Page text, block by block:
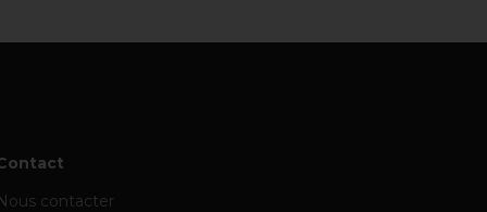
contacter